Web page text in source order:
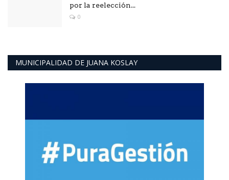
por la reelección...
0
MUNICIPALIDAD DE JUANA KOSLAY